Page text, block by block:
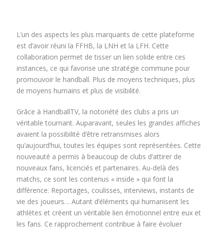
L’un des aspects les plus marquants de cette plateforme
est d’avoir réuni la FFHB, la LNH et la LFH. Cette
collaboration permet de tisser un lien solide entre ces
instances, ce qui favorise une stratégie commune pour
promouvoir le handball. Plus de moyens techniques, plus
de moyens humains et plus de visibilité.
Grâce à HandballTV, la notoriété des clubs a pris un
véritable tournant. Auparavant, seules les grandes affiches
avaient la possibilité d’être retransmises alors
qu’aujourd’hui, toutes les équipes sont représentées. Cette
nouveauté a permis à beaucoup de clubs d’attirer de
nouveaux fans, licenciés et partenaires. Au-delà des
matchs, ce sont les contenus « inside » qui font la
différence. Reportages, coulisses, interviews, instants de
vie des joueurs… Autant d’éléments qui humanisent les
athlètes et créent un véritable lien émotionnel entre eux et
les fans. Ce rapprochement contribue à faire évoluer